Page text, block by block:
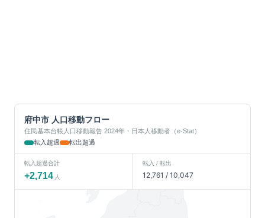
府中市 人口移動フロー
住民基本台帳人口移動報告 2024年・日本人移動者（e-Stat）
転入超過
転出超過
転入超過合計
+2,714 人
転入 / 転出
12,761 / 10,047